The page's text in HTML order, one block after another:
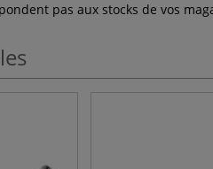
pas aux stocks de vos